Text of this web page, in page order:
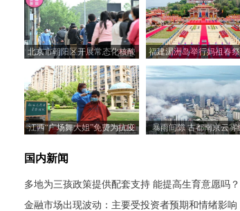
北京市朝阳区开展常态化核酸
检测
福建湄洲岛举行妈祖春
江西“广场舞大姐”免费为抗疫
暴雨间隙 古都南京云雾
国内新闻
多地为三孩政策提供配套支持 能提高生育意愿吗？
金融市场出现波动：主要受投资者预期和情绪影响